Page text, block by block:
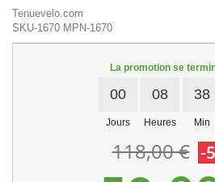
Tenuevelo.com
SKU-1670 MPN-1670
La promotion se
00
Jours
08
Heures
38
Min
118,00 € -